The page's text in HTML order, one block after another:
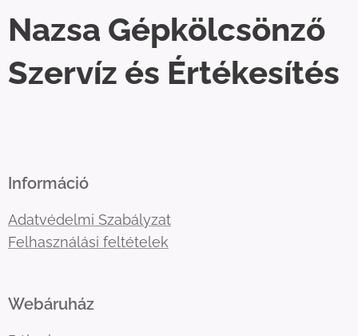
Nazsa Gépkölcsönző
Szervíz és Értékesítés
Információ
Adatvédelmi Szabályzat
Felhasználási feltételek
Webáruház